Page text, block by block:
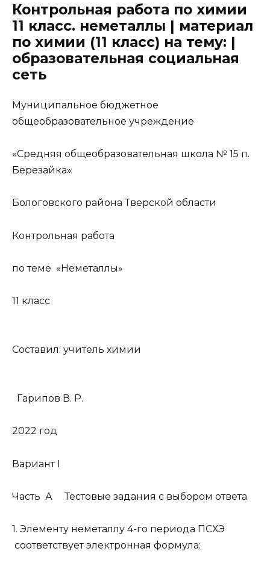
Контрольная работа по химии
11 класс. неметаллы | материал
по химии (11 класс) на тему: |
образовательная социальная
сеть
Муниципальное бюджетное
общеобразовательное учреждение
«Средняя общеобразовательная школа № 15 п.
Березайка»
Бологовского района Тверской области
Контрольная работа
по теме «Неметаллы»
11 класс
Составил: учитель химии
Гарипов В. Р.
2022 год
Вариант I
Часть А Тестовые задания с выбором ответа
1. Элементу неметаллу 4-го периода ПСХЭ
соответствует электронная формула: